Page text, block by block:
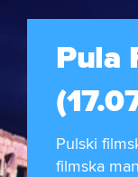
Pula
Pulski
filmska